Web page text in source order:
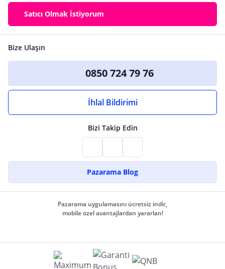
Satıcı Olmak İstiyorum
Bize Ulaşın
0850 724 79 76
İhlal Bildirimi
Bizi Takip Edin
Pazarama Blog
Pazarama uygulamasını ücretsiz indir,
mobile özel avantajlardan yararlan!